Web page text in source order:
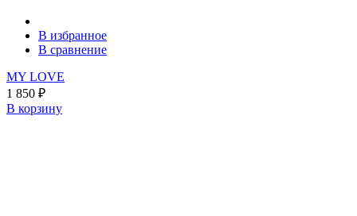
В избранное
В сравнение
MY LOVE
1 850 ₽
В корзину